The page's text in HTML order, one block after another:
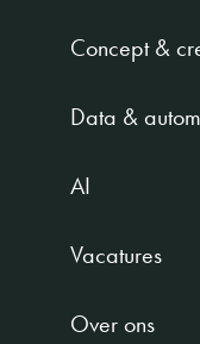
Concept &
Data &
AI
Vacatures
Over ons